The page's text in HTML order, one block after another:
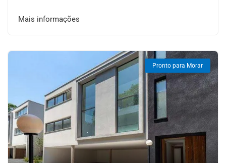
Mais informações
Pronto para Morar